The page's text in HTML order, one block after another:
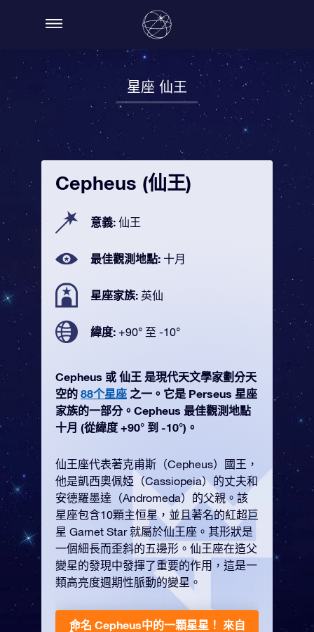
星座 仙王
Cepheus (仙王)
意義: 仙王
最佳觀測地點: 十月
星座家族: 英仙
緯度: +90° 至 -10°
Cepheus 或 仙王 是現代天文學家劃分天
空的 88个星座 之一。它是 Perseus 星座
家族的一部分。Cepheus 最佳觀測地點
十月 (從緯度 +90° 到 -10°)。
仙王座代表著克甫斯（Cepheus）國王，
他是凱西奧佩婭（Cassiopeia）的丈夫和
安德羅墨達（Andromeda）的父親。該
星座包含10顆主恒星，並且著名的紅超巨
星 Garnet Star 就屬於仙王座。其形狀是
一個細長而歪斜的五邊形。仙王座在造父
變星的發現中發揮了重要的作用，這是一
類高亮度週期性脈動的變星。
命名 Cepheus中的一顆星星！ 來自